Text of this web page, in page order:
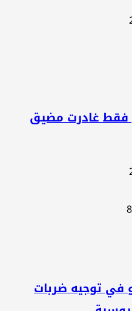
خام فقط غادرت مضيق
في توجيه ضربات